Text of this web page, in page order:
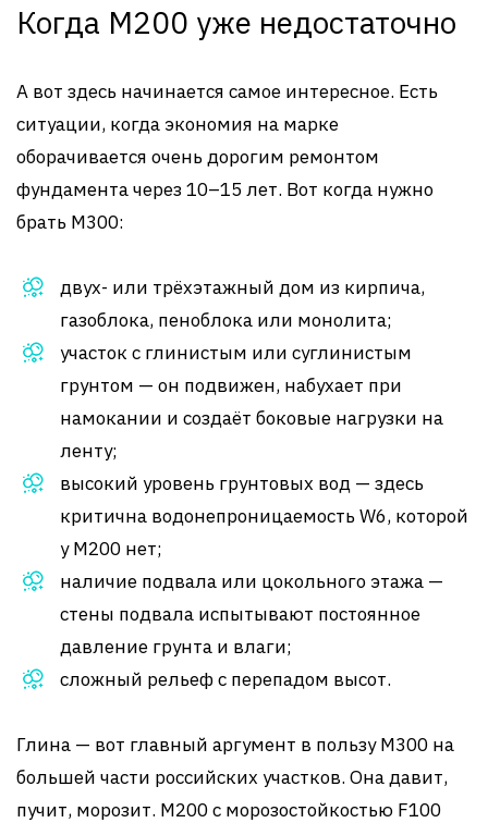
Когда М200 уже недостаточно
А вот здесь начинается самое интересное. Есть
ситуации, когда экономия на марке
оборачивается очень дорогим ремонтом
фундамента через 10–15 лет. Вот когда нужно
брать М300:
двух- или трёхэтажный дом из кирпича,
газоблока, пеноблока или монолита;
участок с глинистым или суглинистым
грунтом — он подвижен, набухает при
намокании и создаёт боковые нагрузки на
ленту;
высокий уровень грунтовых вод — здесь
критична водонепроницаемость W6, которой
у М200 нет;
наличие подвала или цокольного этажа —
стены подвала испытывают постоянное
давление грунта и влаги;
сложный рельеф с перепадом высот.
Глина — вот главный аргумент в пользу М300 на
большей части российских участков. Она давит,
пучит, морозит. М200 с морозостойкостью F100